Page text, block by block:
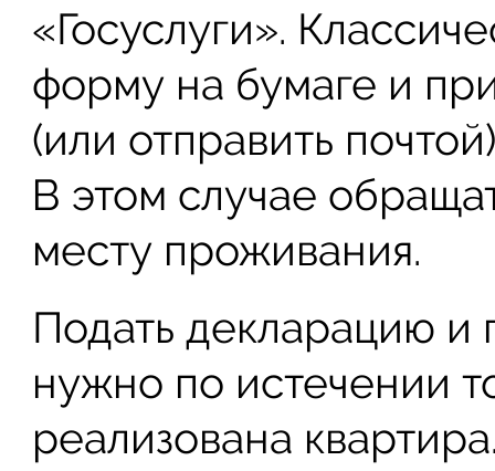
«Госуслуги».
форму на бумаге и
(или отправить
В этом случае
месту проживания.
Подать декларацию и
нужно по истечении
реализована